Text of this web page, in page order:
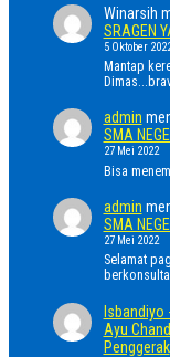
Winarsih
SRAGEN
5 Oktober
Mantap
admin
SMA
27 Mei 2022
Bisa
admin
SMA
27 Mei 2022
Selamat
Isbandiyo
Ayu
Penggerak